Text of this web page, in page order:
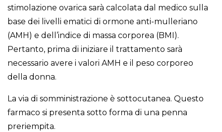
stimolazione ovarica sarà calcolata dal medico sulla
base dei livelli ematici di ormone anti-mulleriano
(AMH) e dell’indice di massa corporea (BMI).
Pertanto, prima di iniziare il trattamento sarà
necessario avere i valori AMH e il peso corporeo
della donna.
La via di somministrazione è sottocutanea. Questo
farmaco si presenta sotto forma di una penna
preriempita.